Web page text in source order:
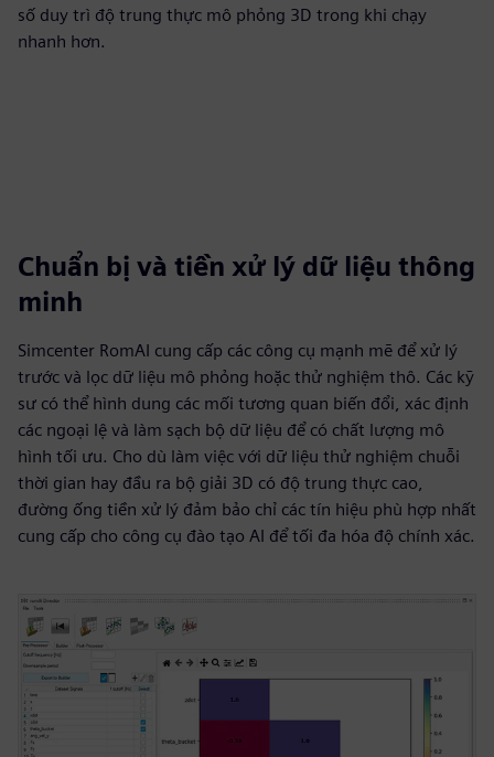
số duy trì độ trung thực mô phỏng 3D trong khi chạy
nhanh hơn.
Chuẩn bị và tiền xử lý dữ liệu thông
minh
Simcenter RomAI cung cấp các công cụ mạnh mẽ để xử lý
trước và lọc dữ liệu mô phỏng hoặc thử nghiệm thô. Các kỹ
sư có thể hình dung các mối tương quan biến đổi, xác định
các ngoại lệ và làm sạch bộ dữ liệu để có chất lượng mô
hình tối ưu. Cho dù làm việc với dữ liệu thử nghiệm chuỗi
thời gian hay đầu ra bộ giải 3D có độ trung thực cao,
đường ống tiền xử lý đảm bảo chỉ các tín hiệu phù hợp nhất
cung cấp cho công cụ đào tạo AI để tối đa hóa độ chính xác.